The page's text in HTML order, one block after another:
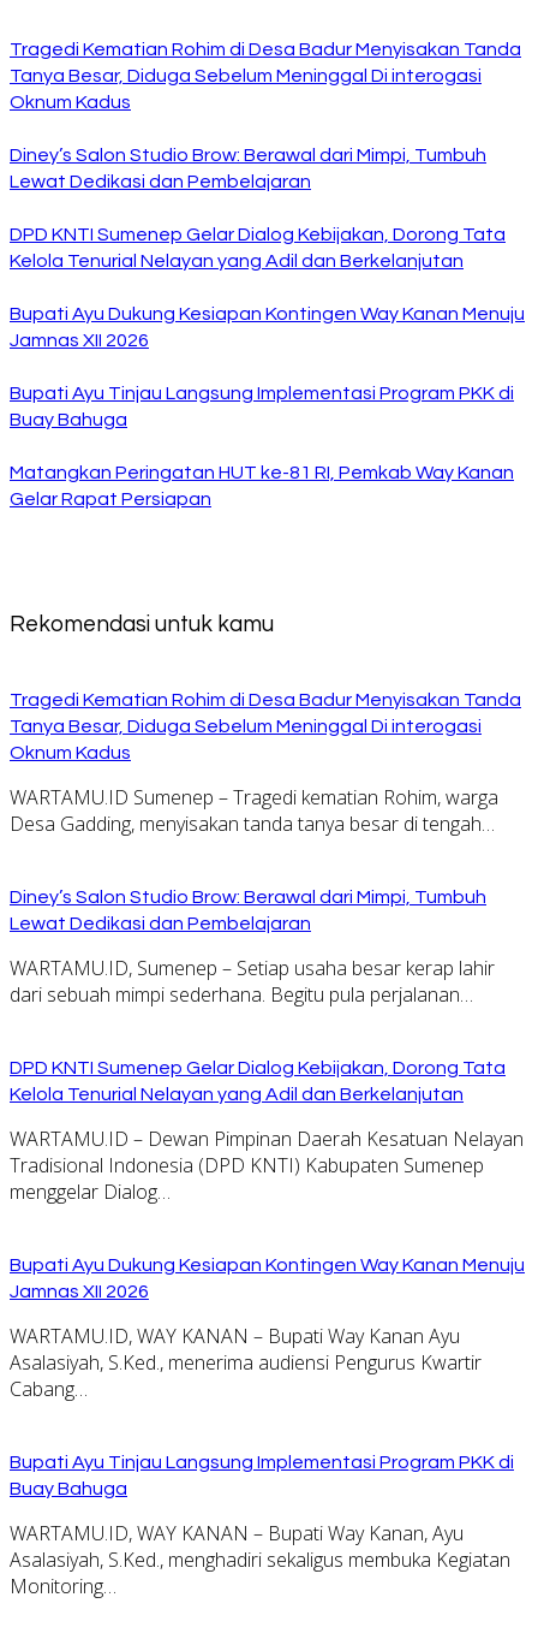
Tragedi Kematian Rohim di Desa Badur Menyisakan Tanda
Tanya Besar, Diduga Sebelum Meninggal Di interogasi
Oknum Kadus
Diney’s Salon Studio Brow: Berawal dari Mimpi, Tumbuh
Lewat Dedikasi dan Pembelajaran
DPD KNTI Sumenep Gelar Dialog Kebijakan, Dorong Tata
Kelola Tenurial Nelayan yang Adil dan Berkelanjutan
Bupati Ayu Dukung Kesiapan Kontingen Way Kanan Menuju
Jamnas XII 2026
Bupati Ayu Tinjau Langsung Implementasi Program PKK di
Buay Bahuga
Matangkan Peringatan HUT ke-81 RI, Pemkab Way Kanan
Gelar Rapat Persiapan
Rekomendasi untuk kamu
Tragedi Kematian Rohim di Desa Badur Menyisakan Tanda
Tanya Besar, Diduga Sebelum Meninggal Di interogasi
Oknum Kadus
WARTAMU.ID Sumenep – Tragedi kematian Rohim, warga
Desa Gadding, menyisakan tanda tanya besar di tengah…
Diney’s Salon Studio Brow: Berawal dari Mimpi, Tumbuh
Lewat Dedikasi dan Pembelajaran
WARTAMU.ID, Sumenep – Setiap usaha besar kerap lahir
dari sebuah mimpi sederhana. Begitu pula perjalanan…
DPD KNTI Sumenep Gelar Dialog Kebijakan, Dorong Tata
Kelola Tenurial Nelayan yang Adil dan Berkelanjutan
WARTAMU.ID – Dewan Pimpinan Daerah Kesatuan Nelayan
Tradisional Indonesia (DPD KNTI) Kabupaten Sumenep
menggelar Dialog…
Bupati Ayu Dukung Kesiapan Kontingen Way Kanan Menuju
Jamnas XII 2026
WARTAMU.ID, WAY KANAN – Bupati Way Kanan Ayu
Asalasiyah, S.Ked., menerima audiensi Pengurus Kwartir
Cabang…
Bupati Ayu Tinjau Langsung Implementasi Program PKK di
Buay Bahuga
WARTAMU.ID, WAY KANAN – Bupati Way Kanan, Ayu
Asalasiyah, S.Ked., menghadiri sekaligus membuka Kegiatan
Monitoring…